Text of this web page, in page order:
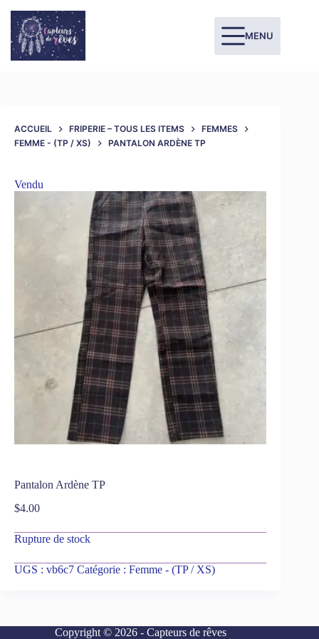
MENU
ACCUEIL FRIPERIE – TOUS LES ITEMS
FEMMES
FEMME - (TP / XS)
PANTALON ARDÈNE TP
Vendu
Pantalon Ardène TP
$4.00
Rupture de stock
UGS : vb6c7 Catégorie : Femme - (TP / XS)
Copyright © 2026 - Capteurs de rêves